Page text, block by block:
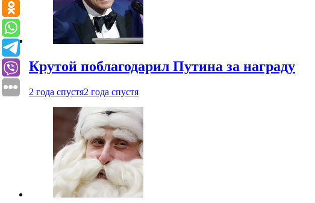
Крутой поблагодарил Путина за награду
2 года спустя2 года спустя